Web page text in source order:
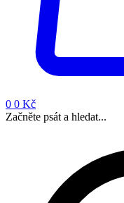
0 0 Kč
Začněte psát a hledat...